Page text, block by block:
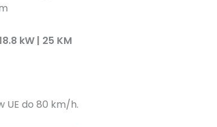
kW | 25 KM
UE do 80 km/h.